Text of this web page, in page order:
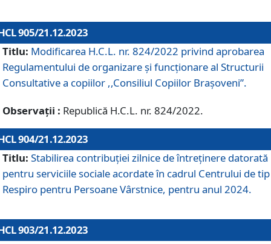
905/21.12.2023
Titlu: Modificarea H.C.L. nr. 824/2022 privind aprobarea
Regulamentului de organizare şi funcţionare al Structurii
Consultative a copiilor ,,Consiliul Copiilor Braşoveni”.
Observații : Republică H.C.L. nr. 824/2022.
904/21.12.2023
Titlu: Stabilirea contribuţiei zilnice de întreținere datorată
pentru serviciile sociale acordate în cadrul Centrului de tip
Respiro pentru Persoane Vârstnice, pentru anul 2024.
903/21.12.2023